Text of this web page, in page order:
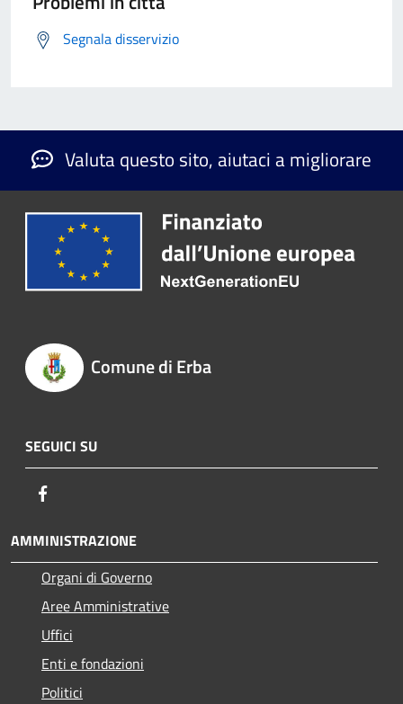
Segnala disservizio
Valuta questo sito, aiutaci a migliorare
Comune di Erba
SEGUICI SU
AMMINISTRAZIONE
Organi di Governo
Aree Amministrative
Uffici
Enti e fondazioni
Politici